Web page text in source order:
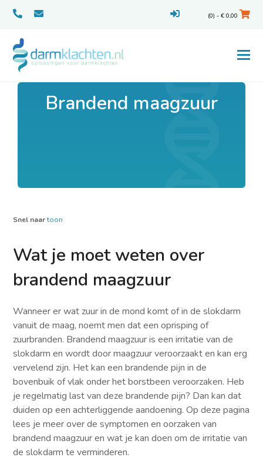
(0) - €0,00
Brandend maagzuur
Snel naar toon
Wat je moet weten over
brandend maagzuur
Wanneer er wat zuur in de mond komt of in de slokdarm
vanuit de maag, noemt men dat een oprisping of
zuurbranden. Brandend maagzuur is een irritatie van de
slokdarm en wordt door maagzuur veroorzaakt en kan erg
vervelend zijn. Het kan een brandende pijn in de
bovenbuik of vlak onder het borstbeen veroorzaken. Heb
je regelmatig last van deze brandende pijn? Dan kan dat
duiden op een achterliggende aandoening. Op deze pagina
lees je meer over de symptomen en oorzaken van
brandend maagzuur en wat je kan doen om de irritatie van
de slokdarm te verminderen.